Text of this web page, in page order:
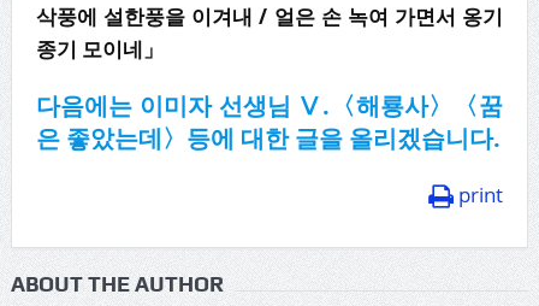
삭풍에 설한풍을 이겨내/ 얼은 손 녹여 가면서 옹기
종기 모이네 」
다음에는 이미자 선생님 Ⅴ. 〈해룡사〉〈꿈
은 좋았는데〉 등에 대한 글을 올리겠습니다.
print
ABOUT THE AUTHOR